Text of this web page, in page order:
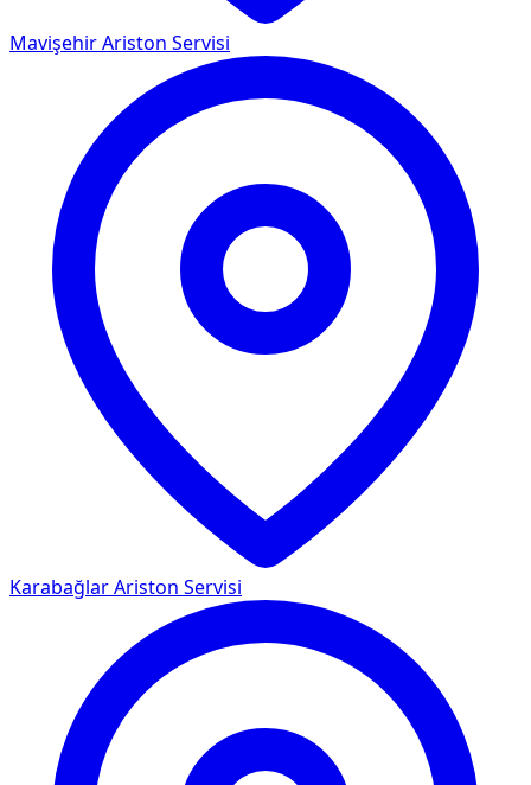
MavişehirAriston Servisi
KarabağlarAriston Servisi